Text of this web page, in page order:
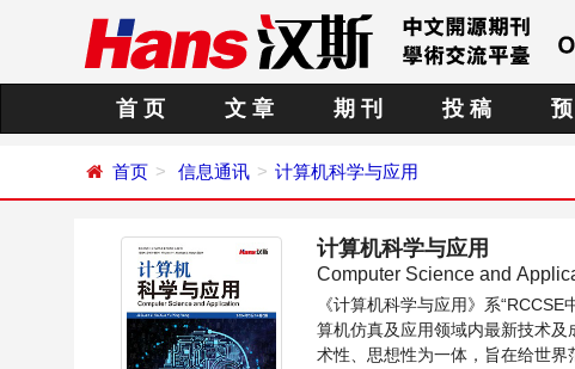
首 页 文 章 期 刊 投 稿
首页 信息通讯 计算机科学与应用
计算机科学与应用
Computer Science and
《计算机科学与应用》系
算机仿真及应用领域内最新技术
术性、思想性为一体，旨在给世界